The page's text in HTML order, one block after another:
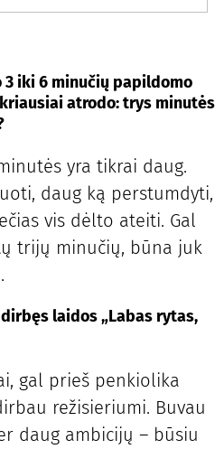
iki 6 minučių papildomo
atrodo: trys minutės
yra tikrai daug.
daug ką perstumdyti,
vis dėlto ateiti. Gal
trijų minučių, būna juk
laidos „Labas rytas,
gal prieš penkiolika
režisieriumi. Buvau
daug ambicijų – būsiu